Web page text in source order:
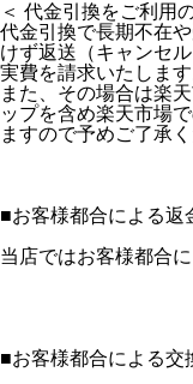
＜ 代金引換をご利用
代金引換で長期不在
けず返送（キャンセ
実費を請求いたします
また、その場合は楽
ップを含め楽天市場
ますので予めご了承く
■お客様都合による返
当店ではお客様都合
■お客様都合による交